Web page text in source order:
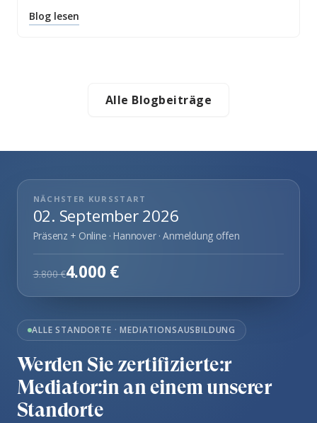
Blog lesen
Alle Blogbeiträge
ALLE STANDORTE · MEDIATIONSAUSBILDUNG
Werden Sie zertifizierte:r
Mediator:in an einem unserer
Standorte
NÄCHSTER KURSSTART
02. September 2026
Präsenz + Online · Hannover · Anmeldung offen
3.800 €4.000 €